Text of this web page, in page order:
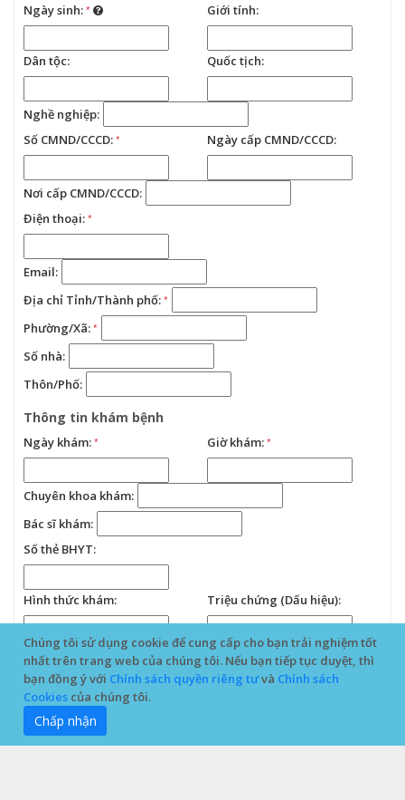
Chúng tôi sử dụng cookie để cung cấp cho bạn trải nghiệm tốt
nhất trên trang web của chúng tôi. Nếu bạn tiếp tục duyệt, thì
bạn đồng ý với Chính sách quyền riêng tưvà Chính sách
Cookies của chúng tôi.
Chấp nhận
Ngày sinh:* Giới tính:
Dân tộc: Quốc tịch:
Nghề nghiệp:
Số CMND/CCCD:* Ngày cấp CMND/CCCD:
Nơi cấp CMND/CCCD:
Điện thoại:*
Email:
Địa chỉ Tỉnh/Thành phố:*
Phường/Xã:*
Số nhà:
Thôn/Phố:
Thông tin khám bệnh
Ngày khám:* Giờ khám:*
Chuyên khoa khám:
Bác sĩ khám:
Số thẻ BHYT:
Hình thức khám: Triệu chứng (Dấu hiệu):
điều khoản sử dụng